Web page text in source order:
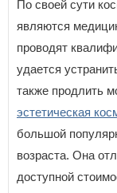
По своей сути
являются
проводят
удается
также продлить
эстетическая
большой
возраста. Она
доступной